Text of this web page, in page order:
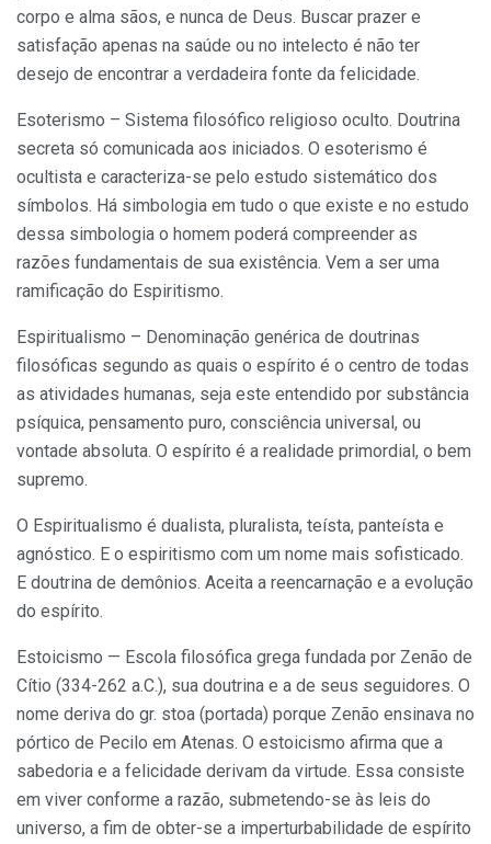
corpo e alma sãos, e nunca de Deus. Buscar prazer e
satisfação apenas na saúde ou no intelecto é não ter
desejo de encontrar a verdadeira fonte da felicidade.
Esoterismo – Sistema filosófico religioso oculto. Doutrina
secreta só comunicada aos iniciados. O esoterismo é
ocultista e caracteriza-se pelo estudo sistemático dos
símbolos. Há simbologia em tudo o que existe e no estudo
dessa simbologia o homem poderá compreender as
razões fundamentais de sua existência. Vem a ser uma
ramificação do Espiritismo.
Espiritualismo – Denominação genérica de doutrinas
filosóficas segundo as quais o espírito é o centro de todas
as atividades humanas, seja este entendido por substância
psíquica, pensamento puro, consciência universal, ou
vontade absoluta. O espírito é a realidade primordial, o bem
supremo.
O Espiritualismo é dualista, pluralista, teísta, panteísta e
agnóstico. E o espiritismo com um nome mais sofisticado.
E doutrina de demônios. Aceita a reencarnação e a evolução
do espírito.
Estoicismo — Escola filosófica grega fundada por Zenão de
Cítio (334-262 a.C.), sua doutrina e a de seus seguidores. O
nome deriva do gr. stoa (portada) porque Zenão ensinava no
pórtico de Pecilo em Atenas. O estoicismo afirma que a
sabedoria e a felicidade derivam da virtude. Essa consiste
em viver conforme a razão, submetendo-se às leis do
universo, a fim de obter-se a imperturbabilidade de espírito